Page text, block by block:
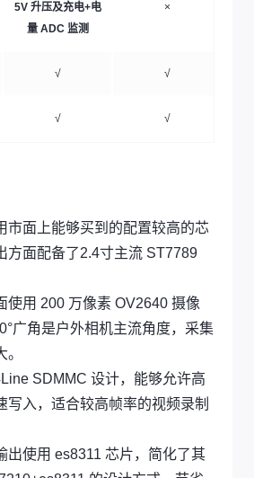
5V 升压及充电+电
量 ADC 监测
×
√ √
√ √
市面上能够买到的配置较高的芯
方面配备了2.4寸主流 ST7789
使用 200 万像素 OV2640 摄像
广角是户外相机主流角度，采集
SDMMC 设计，能够允许高
写入，适合较高帧率的视频录制
出使用 es8311 芯片，简化了其